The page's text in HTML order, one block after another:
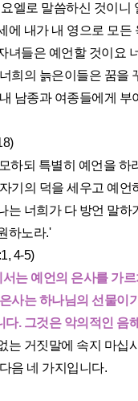
엘로 말씀하신 것이니
에 내가 내 영으로 모든
녀들은 예언할 것이요
희의 늙은이들은 꿈을
남종과 여종들에게 부
하되 특별히 예언을 하
기의 덕을 세우고 예언
는 너희가 다 방언 말하
하노라.'
4-5)
는 예언의 은사를 가르
사는 하나님의 선물이
다. 그것은 악의적인 음
는 거짓말에 속지 마십
음 네 가지입니다.